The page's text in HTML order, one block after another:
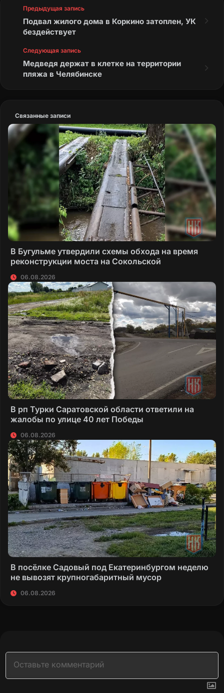
Предыдущая запись
Подвал жилого дома в Коркино затоплен, УК
бездействует
Следующая запись
Медведя держат в клетке на территории
пляжа в Челябинске
Связанные записи
В Бугульме утвердили схемы обхода на время
реконструкции моста на Сокольской
06.08.2026
В рп Турки Саратовской области ответили на
жалобы по улице 40 лет Победы
06.08.2026
В посёлке Садовый под Екатеринбургом неделю
не вывозят крупногабаритный мусор
06.08.2026